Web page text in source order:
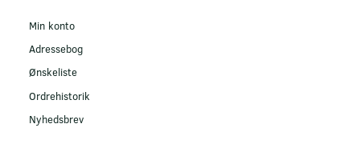
Min konto
Adressebog
Ønskeliste
Ordrehistorik
Nyhedsbrev